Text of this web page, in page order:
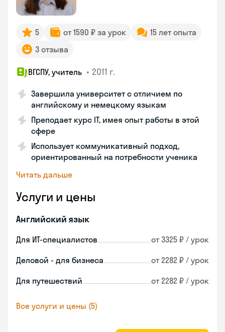
5 от 1590 ₽ за урок
15 лет опыта
3 отзыва
ВГСПУ, учитель • 2011 г.
Завершила университет с отличием по
английскому и немецкому языкам
Преподает курс IT, имея опыт работы в этой
сфере
Использует коммуникативный подход,
ориентированный на потребности ученика
Читать дальше
Услуги и цены
Английский язык
Для ИТ-специалистов от 3325 ₽ / урок
Деловой - для бизнеса от 2282 ₽ / урок
Для путешествий от 2282 ₽ / урок
Все услуги и цены (5)